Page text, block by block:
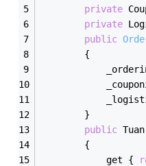
private
private
public
        {
        }
public
        {
            get {